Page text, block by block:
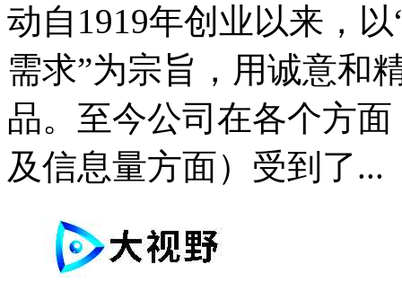
动自1919年创业以来，
需求”为宗旨，用诚意和
品。至今公司在各个方
及信息量方面）受到了...